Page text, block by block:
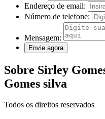
Endereço de email:
Número de telefone:
Mensagem:
Sobre Sirley
Gomes silva
Todos os direitos reservados